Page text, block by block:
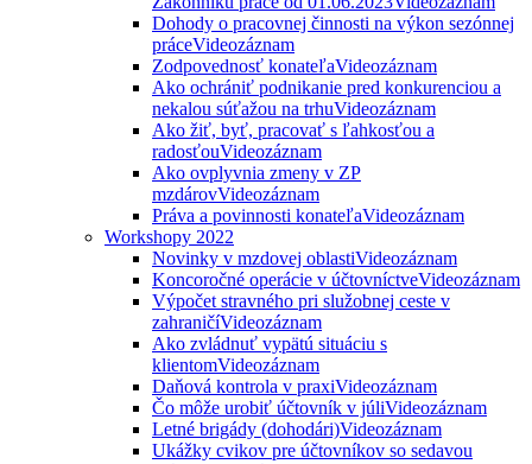
Dohody o pracovnej činnosti na výkon sezónnej
práceVideozáznam
Zodpovednosť konateľaVideozáznam
Ako ochrániť podnikanie pred konkurenciou a
nekalou súťažou na trhuVideozáznam
Ako žiť, byť, pracovať s ľahkosťou a
radosťouVideozáznam
Ako ovplyvnia zmeny v ZP
mzdárovVideozáznam
Práva a povinnosti konateľaVideozáznam
Workshopy 2022
Novinky v mzdovej oblastiVideozáznam
Koncoročné operácie v účtovníctveVideozáznam
Výpočet stravného pri služobnej ceste v
zahraničíVideozáznam
Ako zvládnuť vypätú situáciu s
klientomVideozáznam
Daňová kontrola v praxiVideozáznam
Čo môže urobiť účtovník v júliVideozáznam
Letné brigády (dohodári)Videozáznam
Ukážky cvikov pre účtovníkov so sedavou